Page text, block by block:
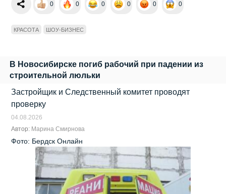
0 0 0 0 0 0
КРАСОТА ШОУ-БИЗНЕС
В Новосибирске погиб рабочий при падении из
строительной люльки
Застройщик и Следственный комитет проводят
проверку
04.08.2026
Автор: Марина Смирнова
Фото: Бердск Онлайн